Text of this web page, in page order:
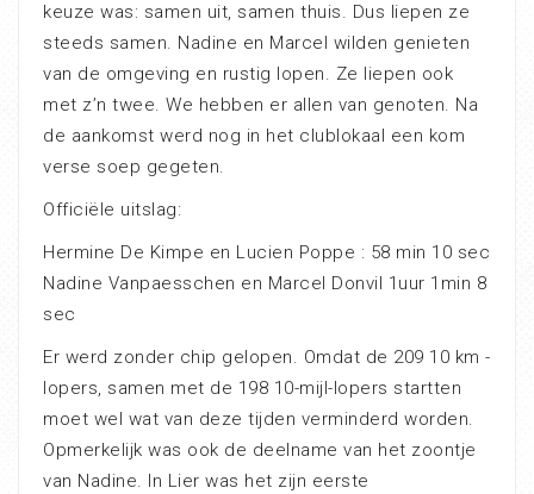
keuze was: samen uit, samen thuis. Dus liepen ze
steeds samen. Nadine en Marcel wilden genieten
van de omgeving en rustig lopen. Ze liepen ook
met z’n twee. We hebben er allen van genoten. Na
de aankomst werd nog in het clublokaal een kom
verse soep gegeten.
Officiële uitslag:
Hermine De Kimpe en Lucien Poppe : 58 min 10 sec
Nadine Vanpaesschen en Marcel Donvil 1uur 1min 8
sec
Er werd zonder chip gelopen. Omdat de 209 10 km -
lopers, samen met de 198 10-mijl-lopers startten
moet wel wat van deze tijden verminderd worden.
Opmerkelijk was ook de deelname van het zoontje
van Nadine. In Lier was het zijn eerste